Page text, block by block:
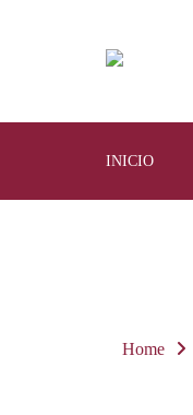
INICIO
Home